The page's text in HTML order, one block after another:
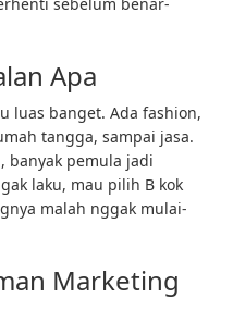
Apa
luas banget. Ada fashion,
tangga, sampai jasa.
banyak pemula jadi
laku, mau pilih B kok
malah nggak mulai-
Marketing